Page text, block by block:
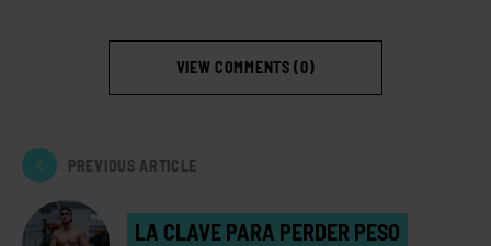
VIEW COMMENTS (0)
PREVIOUS ARTICLE
LA CLAVE PARA PERDER PESO